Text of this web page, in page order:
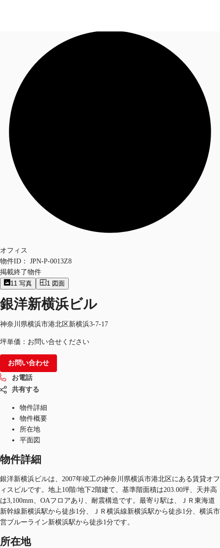
オフィス・事務所
倉庫・物流センター
お電話
オフィス
物件ID：
JPN-P-0013Z8
掲載終了物件
11 写真 1 図面
銀洋新横浜ビル
神奈川県横浜市港北区新横浜3-7-17
坪単価：お問い合せください
お問い合わせ
お電話
共有する
物件詳細
物件概要
所在地
平面図
物件詳細
銀洋新横浜ビルは、2007年竣工の神奈川県横浜市港北区にある賃貸オフ
ィスビルです。地上10階/地下2階建て、基準階面積は203.00坪、天井高
は3,100mm、OAフロアあり、耐震構造です。最寄り駅は、ＪＲ東海道
新幹線新横浜駅から徒歩1分、ＪＲ横浜線新横浜駅から徒歩1分、横浜市
営ブルーライン新横浜駅から徒歩1分です。
所在地